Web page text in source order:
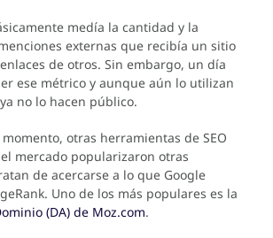
medía la cantidad y la
externas que recibía un sitio
de otros. Sin embargo, un día
ese métrico y aunque aún lo utilizan
no lo hacen público.
otras herramientas de SEO
mercado popularizaron otras
de acercarse a lo que Google
Uno de los más populares es la
(DA) de Moz.com.